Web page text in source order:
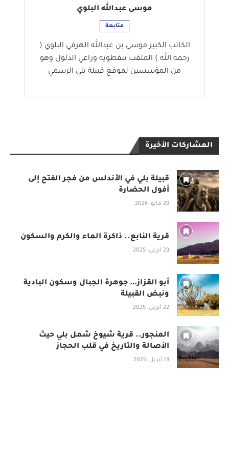
موسى عبدالله البلوي
متابعة
الكاتب الكبير موسى بن عبدالله الهرفي البلوي (
رحمه الله ) الملقب بنفطويه وراعي الذلول وهو
من المؤسسين لموقع قبيلة بلي الرسمي
المشاركات الأخيرة
قبيلة بلي في الأندلس من فجر الفتح إلى
أفول الحضارة
29 مايو، 2026
قرية النابع.. ذاكرة الماء والكرم والسكون
23 أبريل، 2025
أبو القزاز… جوهرة الجبال وسكون البادية
ونبض القبيلة
22 أبريل، 2025
المنجور.. قرية شيوخ شمل بلي حيث
الأصالة والتاريخ في قلب الحجاز
18 أبريل، 2025